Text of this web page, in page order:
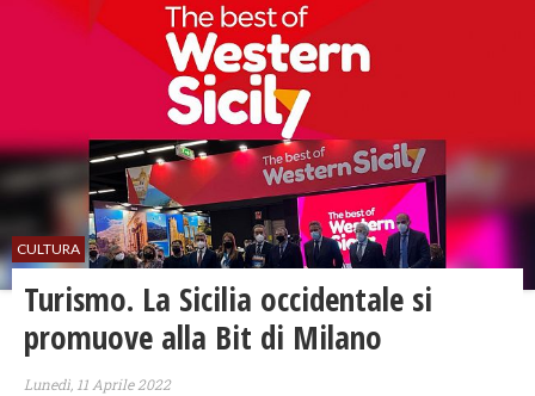
CULTURA
Turismo. La Sicilia occidentale si
promuove alla Bit di Milano
Lunedì, 11 Aprile 2022